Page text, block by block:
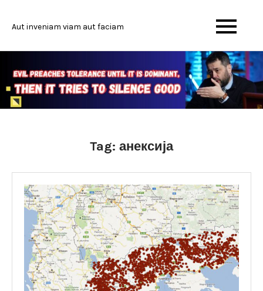
Aut inveniam viam aut faciam
Tag: анексија